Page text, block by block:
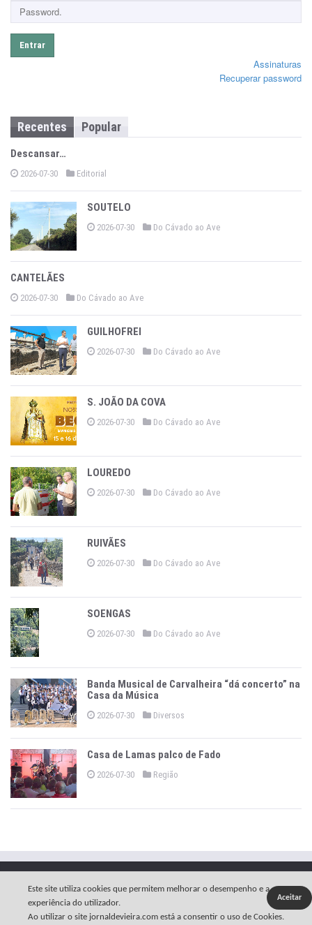
Entrar
Assinaturas
Recuperar password
Recentes Popular
Descansar…
2026-07-30 Editorial
SOUTELO
2026-07-30 Do Cávado ao Ave
CANTELÃES
2026-07-30 Do Cávado ao Ave
GUILHOFREI
2026-07-30 Do Cávado ao Ave
S. JOÃO DA COVA
2026-07-30 Do Cávado ao Ave
LOUREDO
2026-07-30 Do Cávado ao Ave
RUIVÃES
2026-07-30 Do Cávado ao Ave
SOENGAS
2026-07-30 Do Cávado ao Ave
Banda Musical de Carvalheira “dá concerto” na
Casa da Música
2026-07-30 Diversos
Casa de Lamas palco de Fado
2026-07-30 Região
Estatuto Editorial
Contactos
Este site utiliza cookies que permitem melhorar o desempenho e a
experiência do utilizador.
Ao utilizar o site jornaldevieira.com está a consentir o uso de Cookies.
Aceitar